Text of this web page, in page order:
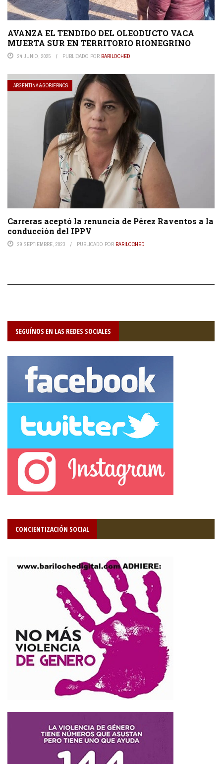
AVANZA EL TENDIDO DEL OLEODUCTO VACA
MUERTA SUR EN TERRITORIO RIONEGRINO
24 JUNIO, 2025 PUBLICADO POR BARILOCHED
ARGENTINA & GOBIERNOS
Carreras aceptó la renuncia de Pérez Raventos a la
conducción del IPPV
29 SEPTIEMBRE, 2023 PUBLICADO POR BARILOCHED
SEGUÍNOS EN LAS REDES SOCIALES
CONCIENTIZACIÓN SOCIAL